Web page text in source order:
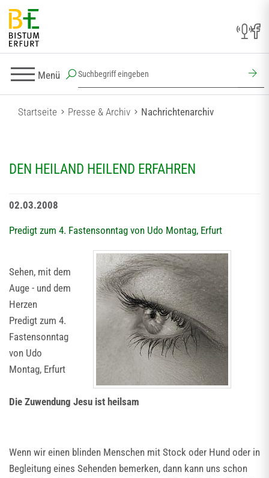
Menü
Startseite Presse & Archiv Nachrichtenarchiv
DEN HEILAND HEILEND ERFAHREN
02.03.2008
Predigt zum 4. Fastensonntag von Udo Montag, Erfurt
Sehen, mit dem
Auge - und dem
Herzen
Predigt zum 4.
Fastensonntag
von Udo
Montag, Erfurt
Die Zuwendung Jesu ist heilsam
Wenn wir einen blinden Menschen mit Stock oder Hund oder in
Begleitung eines Sehenden bemerken, dann kann uns schon